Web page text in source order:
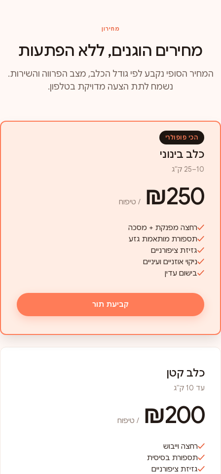
מחירון
מחירים הוגנים, ללא הפתעות
המחיר הסופי נקבע לפי גודל הכלב, מצב הפרווה והשירות.
נשמח לתת הצעה מדויקת בטלפון.
כלב קטן
עד 10 ק"ג
₪200 / טיפוח
רחצה וייבוש
תספורת בסיסית
גזיזת ציפורניים
הכי פופולרי
כלב בינוני
10–25 ק"ג
₪250 / טיפוח
רחצה מפנקת + מסכה
תספורת מותאמת גזע
גזיזת ציפורניים
ניקוי אוזניים ועיניים
בישום עדין
קביעת תור